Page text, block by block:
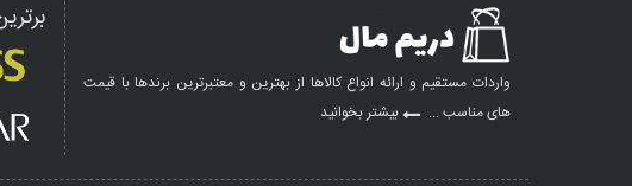
واردات مستقیم و ارائه انواع کالاها از بهترین و معتبرترین برندها با قیمت
های مناسب ...
بیشتر بخوانید